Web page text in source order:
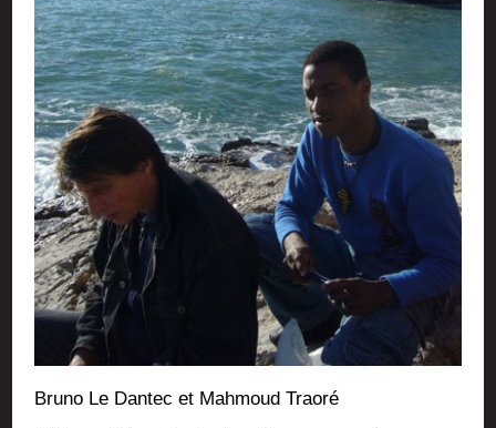
Bru­no Le Dan­tec et Mah­moud Traoré